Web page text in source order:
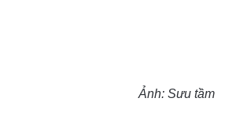
Ảnh: Sưu tầm